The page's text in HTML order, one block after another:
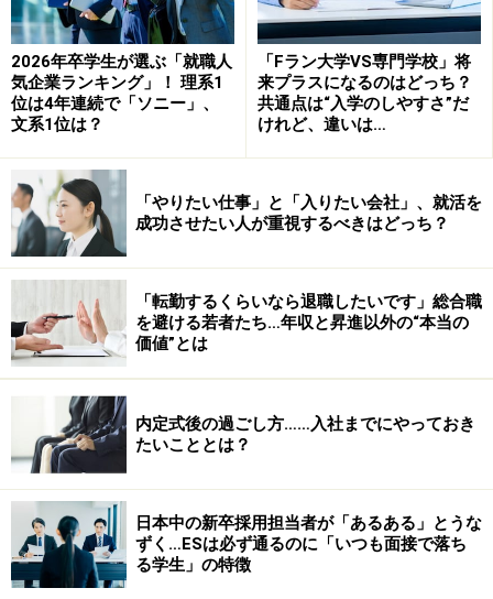
2026年卒学生が選ぶ「就職人
気企業ランキング」！ 理系1
位は4年連続で「ソニー」、
文系1位は？
「Fラン大学VS専門学校」将
来プラスになるのはどっち？
共通点は“入学のしやすさ”だ
けれど、違いは…
「やりたい仕事」と「入りたい会社」、就活を
成功させたい人が重視するべきはどっち？
「転勤するくらいなら退職したいです」総合職
を避ける若者たち…年収と昇進以外の“本当の
価値”とは
内定式後の過ごし方……入社までにやっておき
たいこととは？
日本中の新卒採用担当者が「あるある」とうな
ずく…ESは必ず通るのに「いつも面接で落ち
る学生」の特徴